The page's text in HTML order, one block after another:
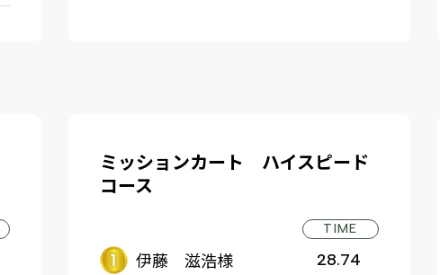
ミッションカート ハイスピード
コース
TIME
伊藤 滋浩様 28.74